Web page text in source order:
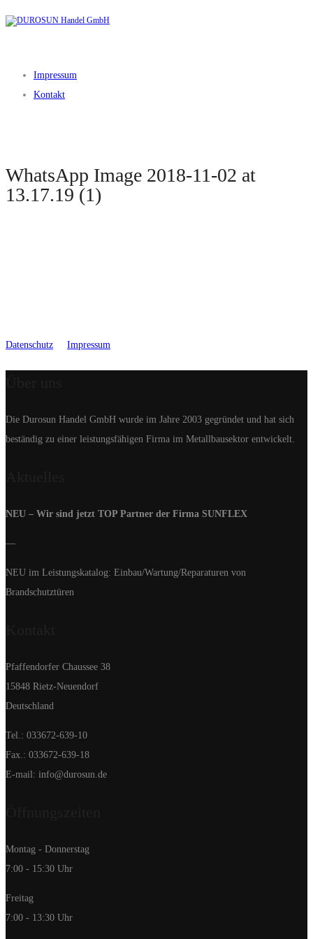
Impressum
Kontakt
WhatsApp Image 2018-11-02 at
13.17.19 (1)
Datenschutz Impressum
Die Durosun Handel GmbH wurde im Jahre 2003 gegründet und hat sich
beständig zu einer leistungsfähigen Firma im Metallbausektor entwickelt.
NEU – Wir sind jetzt TOP Partner der Firma SUNFLEX
—
NEU im Leistungskatalog: Einbau/Wartung/Reparaturen von
Brandschutztüren
Pfaffendorfer Chaussee 38
15848 Rietz-Neuendorf
Deutschland
Tel.: 033672-639-10
Fax.: 033672-639-18
E-mail: info@durosun.de
Montag - Donnerstag
7:00 - 15:30 Uhr
Freitag
7:00 - 13:30 Uhr